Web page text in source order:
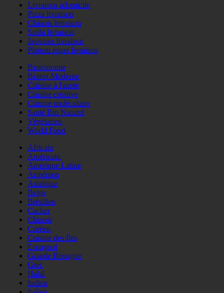
Livraison àdomicile
Pizza livraison
Chinois livraison
Sushi livraison
Japonais livraison
Plateau repas livraison
Bistronomie
Bistrot Moderne
Cuisine à l'azote
Cuisine créative
Cuisine moléculaire
Santé Bio Naturel
Végétarien
World Food
Africain
Américain
Amérique Latine
Arménien
Asiatique
Belge
Brésilien
Cacher
Chinois
Coréen
Cuisine des Iles
Espagnol
Grande Bretagne
Grec
Halal
Indien